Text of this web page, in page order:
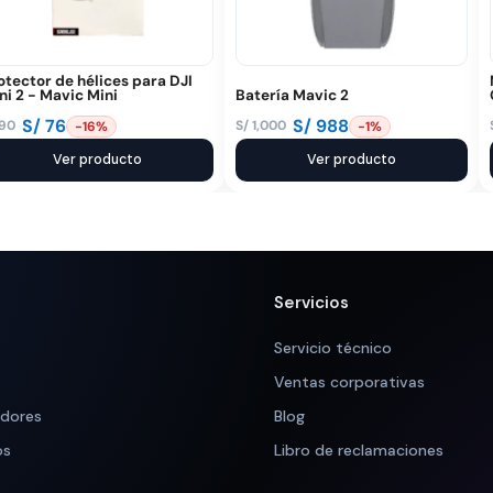
de hélices para DJI
2 - Mavic Mini
S/76 -16%
Ver producto
Batería Mavic 2
S/1,000
El
original
S/ 988
El
actual
-1%
Ver producto
Servicios
Servicio técnico
Ventas corporativas
Blog
Libro de reclamaciones